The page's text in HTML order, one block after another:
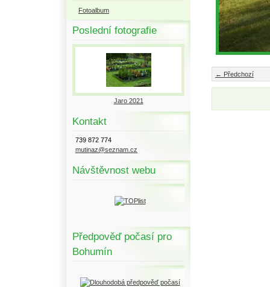
Fotoalbum
Poslední fotografie
Jaro 2021
Kontakt
739 872 774
mutinaz@seznam.cz
Návštěvnost webu
Předpověď počasí pro
Bohumín
← Předchozí